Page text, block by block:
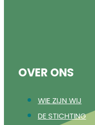
OVER ONS
WIE ZIJN WIJ
DE STICHTING